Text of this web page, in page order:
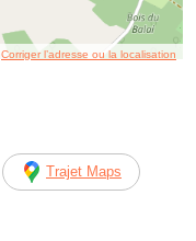
Corriger l’adresse ou la localisation
Trajet Maps